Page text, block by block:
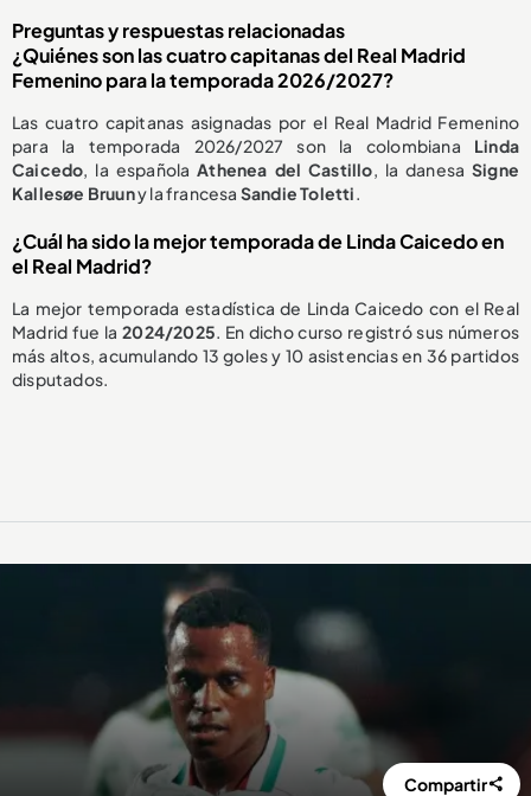
Preguntas y respuestas relacionadas
¿Quiénes son las cuatro capitanas del Real Madrid
Femenino para la temporada 2026/2027?
Las cuatro capitanas asignadas por el Real Madrid Femenino
para la temporada 2026/2027 son la colombiana Linda
Caicedo, la españolaAthenea del Castillo, la danesa Signe
Kallesøe Bruuny la francesa Sandie Toletti.
¿Cuál ha sido la mejor temporada de Linda Caicedo en
el Real Madrid?
La mejor temporada estadística de Linda Caicedo con el Real
Madrid fue la2024/2025. En dicho curso registró sus números
más altos, acumulando 13 goles y 10 asistencias en 36 partidos
disputados.
Compartir